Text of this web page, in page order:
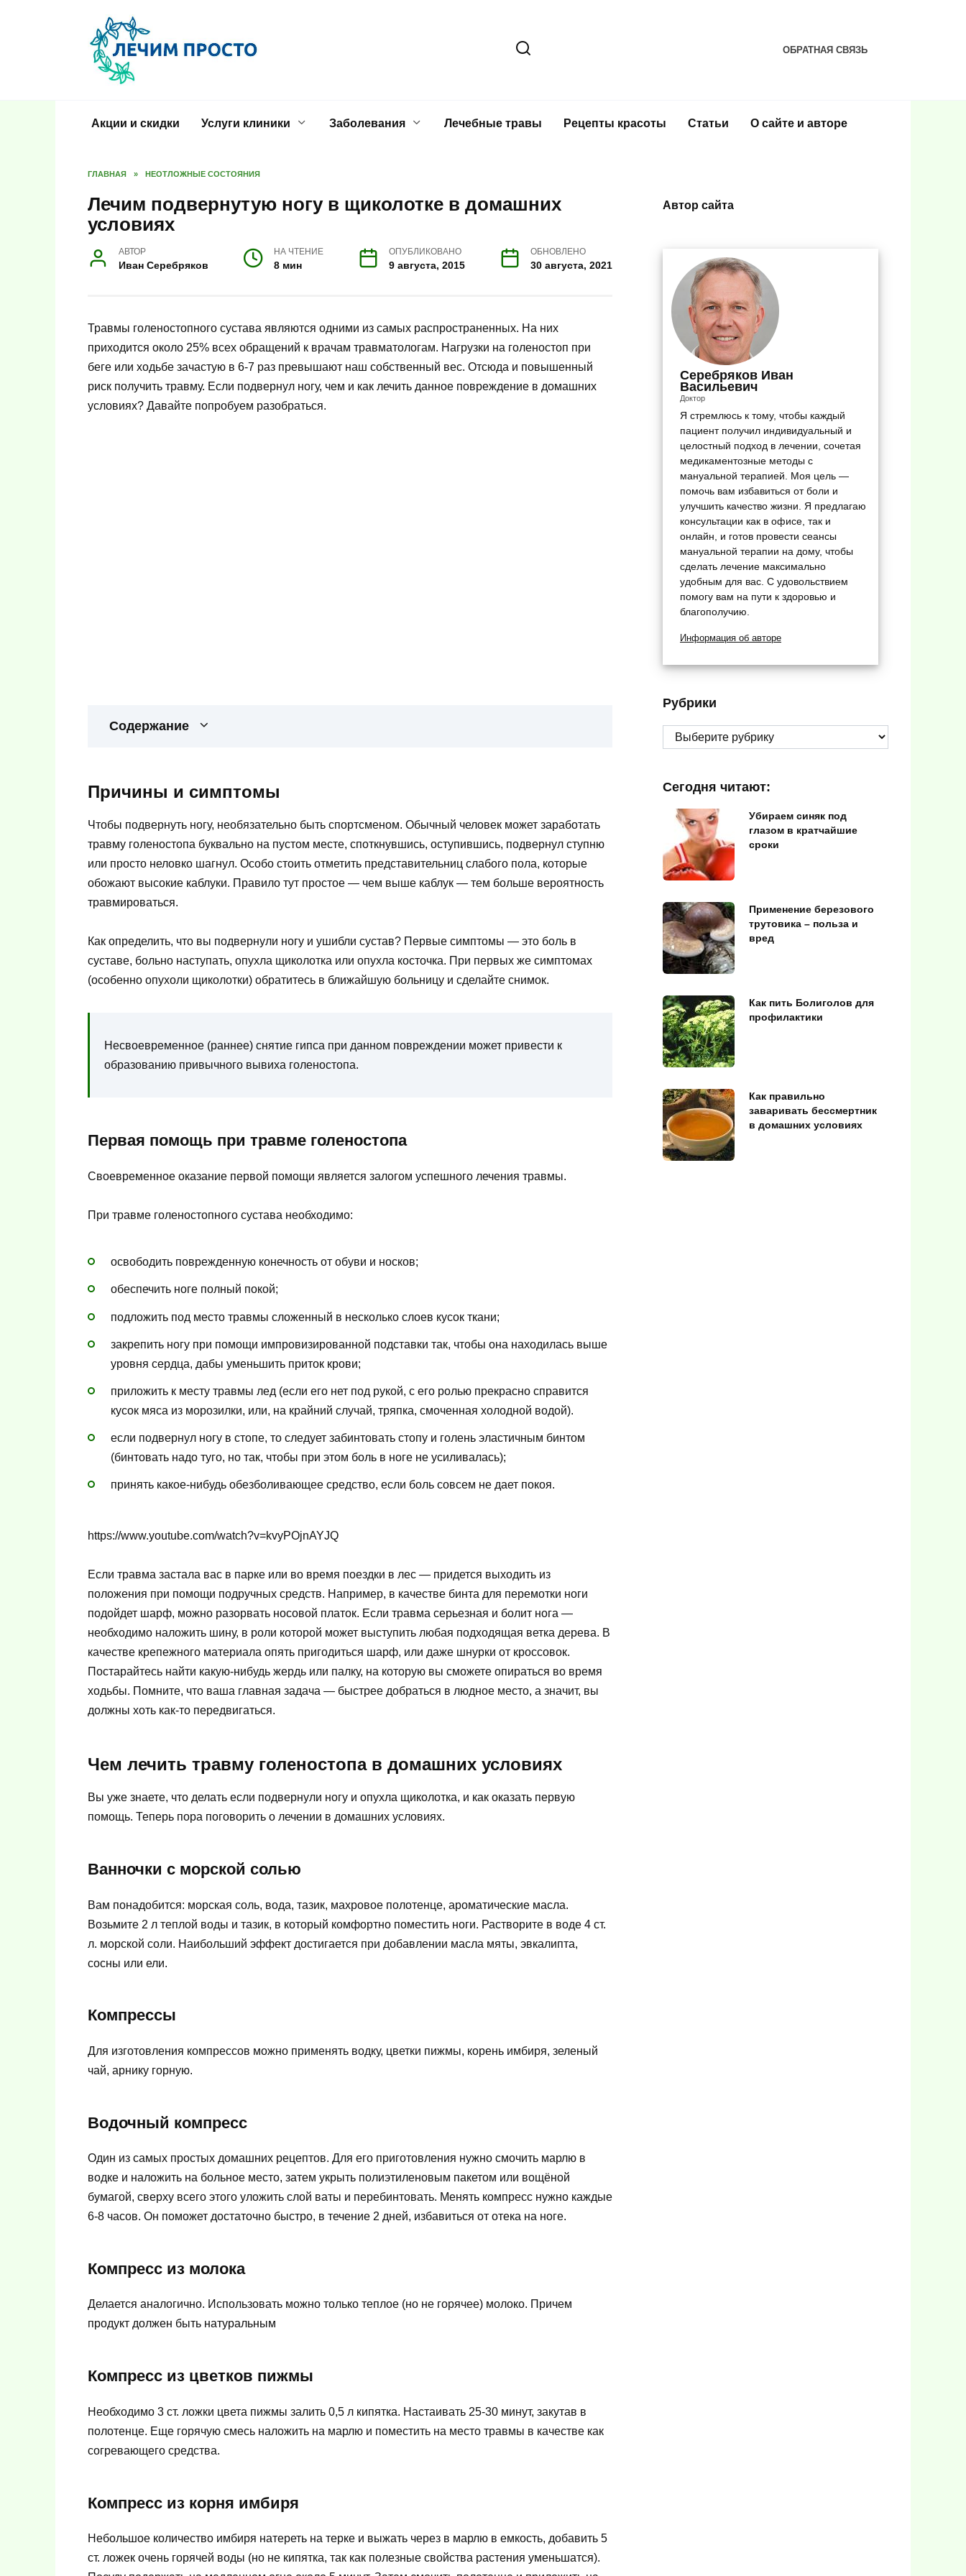
ОБРАТНАЯ СВЯЗЬ
Акции и скидки Услуги клиники Заболевания Лечебные травы Рецепты красоты Статьи О сайте и авторе
ГЛАВНАЯ » НЕОТЛОЖНЫЕ СОСТОЯНИЯ
Лечим подвернутую ногу в щиколотке в домашних
условиях
АВТОР
Иван Серебряков
НА ЧТЕНИЕ
8 мин
ОПУБЛИКОВАНО
9 августа, 2015
ОБНОВЛЕНО
30 августа, 2021
Травмы голеностопного сустава являются одними из самых распространенных. На них
приходится около 25% всех обращений к врачам травматологам. Нагрузки на голеностоп при
беге или ходьбе зачастую в 6-7 раз превышают наш собственный вес. Отсюда и повышенный
риск получить травму. Если подвернул ногу, чем и как лечить данное повреждение в домашних
условиях? Давайте попробуем разобраться.
Содержание
Причины и симптомы
Чтобы подвернуть ногу, необязательно быть спортсменом. Обычный человек может заработать
травму голеностопа буквально на пустом месте, споткнувшись, оступившись, подвернул ступню
или просто неловко шагнул. Особо стоить отметить представительниц слабого пола, которые
обожают высокие каблуки. Правило тут простое — чем выше каблук — тем больше вероятность
травмироваться.
Как определить, что вы подвернули ногу и ушибли сустав? Первые симптомы — это боль в
суставе, больно наступать, опухла щиколотка или опухла косточка. При первых же симптомах
(особенно опухоли щиколотки) обратитесь в ближайшую больницу и сделайте снимок.
Несвоевременное (раннее) снятие гипса при данном повреждении может привести к
образованию привычного вывиха голеностопа.
Первая помощь при травме голеностопа
Своевременное оказание первой помощи является залогом успешного лечения травмы.
При травме голеностопного сустава необходимо:
освободить поврежденную конечность от обуви и носков;
обеспечить ноге полный покой;
подложить под место травмы сложенный в несколько слоев кусок ткани;
закрепить ногу при помощи импровизированной подставки так, чтобы она находилась выше
уровня сердца, дабы уменьшить приток крови;
приложить к месту травмы лед (если его нет под рукой, с его ролью прекрасно справится
кусок мяса из морозилки, или, на крайний случай, тряпка, смоченная холодной водой).
если подвернул ногу в стопе, то следует забинтовать стопу и голень эластичным бинтом
(бинтовать надо туго, но так, чтобы при этом боль в ноге не усиливалась);
принять какое-нибудь обезболивающее средство, если боль совсем не дает покоя.
https://www.youtube.com/watch?v=kvyPOjnAYJQ
Если травма застала вас в парке или во время поездки в лес — придется выходить из
положения при помощи подручных средств. Например, в качестве бинта для перемотки ноги
подойдет шарф, можно разорвать носовой платок. Если травма серьезная и болит нога —
необходимо наложить шину, в роли которой может выступить любая подходящая ветка дерева. В
качестве крепежного материала опять пригодиться шарф, или даже шнурки от кроссовок.
Постарайтесь найти какую-нибудь жердь или палку, на которую вы сможете опираться во время
ходьбы. Помните, что ваша главная задача — быстрее добраться в людное место, а значит, вы
должны хоть как-то передвигаться.
Чем лечить травму голеностопа в домашних условиях
Вы уже знаете, что делать если подвернули ногу и опухла щиколотка, и как оказать первую
помощь. Теперь пора поговорить о лечении в домашних условиях.
Ванночки с морской солью
Вам понадобится: морская соль, вода, тазик, махровое полотенце, ароматические масла.
Возьмите 2 л теплой воды и тазик, в который комфортно поместить ноги. Растворите в воде 4 ст.
л. морской соли. Наибольший эффект достигается при добавлении масла мяты, эвкалипта,
сосны или ели.
Компрессы
Для изготовления компрессов можно применять водку, цветки пижмы, корень имбиря, зеленый
чай, арнику горную.
Водочный компресс
Один из самых простых домашних рецептов. Для его приготовления нужно смочить марлю в
водке и наложить на больное место, затем укрыть полиэтиленовым пакетом или вощёной
бумагой, сверху всего этого уложить слой ваты и перебинтовать. Менять компресс нужно каждые
6-8 часов. Он поможет достаточно быстро, в течение 2 дней, избавиться от отека на ноге.
Компресс из молока
Делается аналогично. Использовать можно только теплое (но не горячее) молоко. Причем
продукт должен быть натуральным
Компресс из цветков пижмы
Необходимо 3 ст. ложки цвета пижмы залить 0,5 л кипятка. Настаивать 25-30 минут, закутав в
полотенце. Еще горячую смесь наложить на марлю и поместить на место травмы в качестве как
согревающего средства.
Компресс из корня имбиря
Небольшое количество имбиря натереть на терке и выжать через в марлю в емкость, добавить 5
ст. ложек очень горячей воды (но не кипятка, так как полезные свойства растения уменьшатся).
Автор сайта
Серебряков Иван
Васильевич
Доктор
Я стремлюсь к тому, чтобы каждый
пациент получил индивидуальный и
целостный подход в лечении, сочетая
медикаментозные методы с
мануальной терапией. Моя цель —
помочь вам избавиться от боли и
улучшить качество жизни. Я предлагаю
консультации как в офисе, так и
онлайн, и готов провести сеансы
мануальной терапии на дому, чтобы
сделать лечение максимально
удобным для вас. С удовольствием
помогу вам на пути к здоровью и
благополучию.
Информация об авторе
Рубрики
Рубрики
Сегодня читают:
Убираем синяк под
глазом в кратчайшие
сроки
Применение березового
трутовика – польза и
вред
Как пить Болиголов для
профилактики
Как правильно
заваривать бессмертник
в домашних условиях